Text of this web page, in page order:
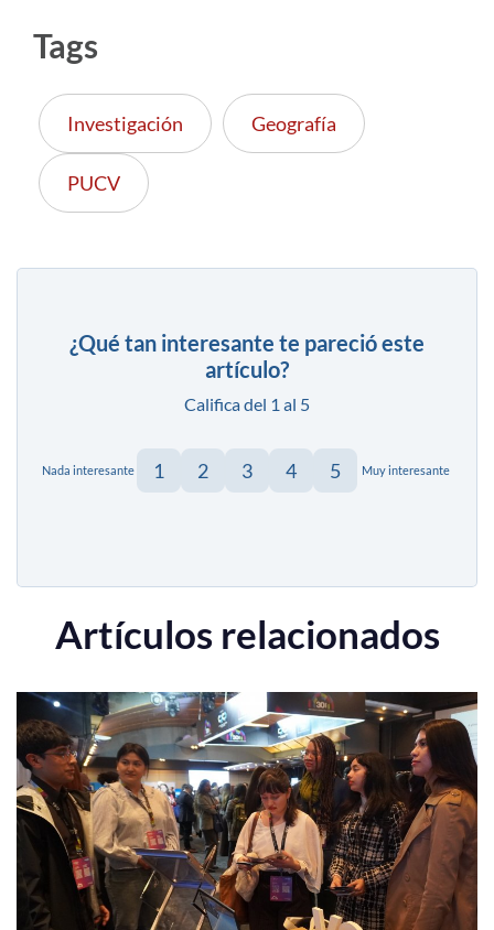
Tags
Investigación Geografía
PUCV
¿Qué tan interesante te pareció este
artículo?
Califica del 1 al 5
Nada interesante 1 2 3 4 5 Muy interesante
Artículos relacionados